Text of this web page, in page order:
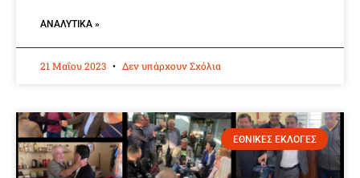
ΑΝΑΛΥΤΙΚΆ »
21 Μαΐου 2023 Δεν υπάρχουν Σχόλια
ΕΘΝΙΚΕΣ ΕΚΛΟΓΕΣ